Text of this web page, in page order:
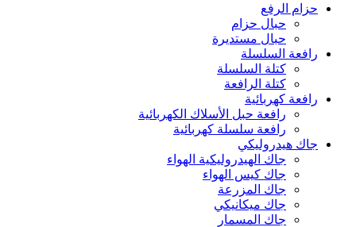
حزام الرفع
حبال حزام
حبال مستديرة
رافعة السلسلة
كتلة السلسلة
كتلة الرافعة
رافعة كهربائية
رافعة حبل الأسلاك الكهربائية
رافعة سلسلة كهربائية
جاك هيدروليكي
جاك الهيدروليكية الهواء
جاك كيس الهواء
جاك المزرعة
جاك ميكانيكي
جاك المسمار